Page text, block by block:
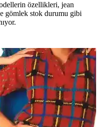
özellikleri, jean
gömlek stok durumu gibi